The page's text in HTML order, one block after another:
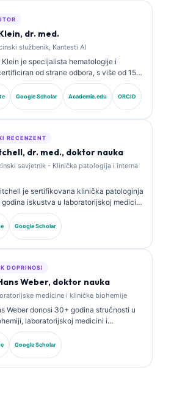
dr. med.
službenik, Kantesti AI
Klein je specijalista hematologije i
od strane odbora, s više od 15
u laboratorijskoj medicini i kliničkoj
vještačke inteligencije. Kao glavni
u Kantesti AI, pruža klinički
biomarkera i laboratorijskoj
temu laboratorijske medicine.
Google Scholar Academia.edu ORCID
RECENZENT
dr. med., doktor nauka
savjetnik - Klinička patologija i interna
je sertifikovana klinička patologinja
godina iskustva u laboratorijskoj medicini
analizi. Ima specijalističke sertifikate
i opsežno je objavljivala radove
i laboratorijskoj analizi u
Google Scholar
DOPRINOSI
Weber, doktor nauka
medicine i kliničke biohemije
Weber donosi 30+ godina stručnosti u
laboratorijskoj medicini i
biomarkera. Bivši predsjednik Njemačkog
hemiju, specijalizovan je za
panela, standardizaciju
Google Scholar